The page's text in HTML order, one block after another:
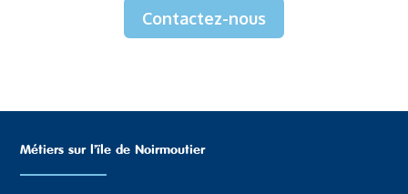
Contactez-nous
Métiers sur l’ïle de Noirmoutier